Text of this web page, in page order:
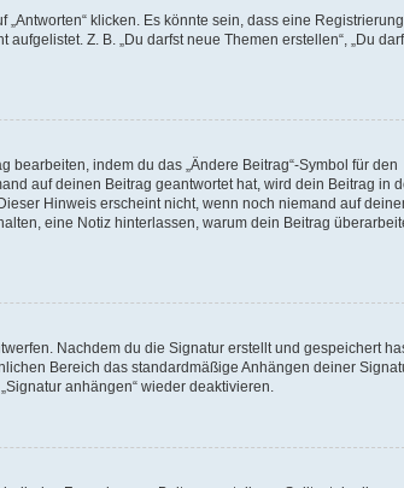
klicken. Es könnte sein, dass eine Registrierung
Z. B. „Du darfst neue Themen erstellen“, „Du
indem du das „Ändere Beitrag“-Symbol für den
auf deinen Beitrag geantwortet hat, wird dein Beitrag in
Hinweis erscheint nicht, wenn noch niemand auf
eine Notiz hinterlassen, warum dein Beitrag
Nachdem du die Signatur erstellt und gespeichert
Bereich das standardmäßige Anhängen deiner
anhängen“ wieder deaktivieren.